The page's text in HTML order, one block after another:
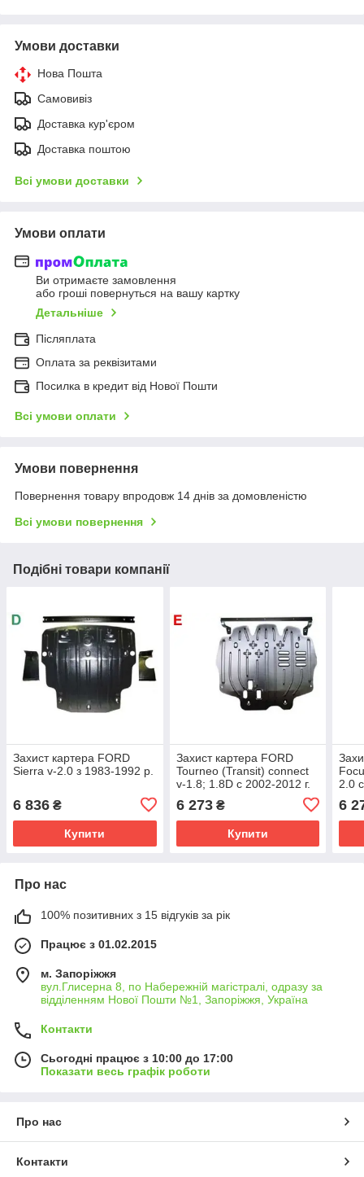
Умови доставки
Нова Пошта
Самовивіз
Доставка кур'єром
Доставка поштою
Всі умови доставки
Умови оплати
Ви отримаєте замовлення
або гроші повернуться на вашу картку
Детальніше
Післяплата
Оплата за реквізитами
Посилка в кредит від Нової Пошти
Всі умови оплати
Умови повернення
Повернення товару впродовж 14 днів за домовленістю
Всі умови повернення
Подібні товари компанії
Захист картера FORD
Sierra v-2.0 з 1983-1992 р.
6 836 ₴
Купити
Захист картера FORD
Tourneo (Transit) connect
v-1.8; 1.8D с 2002-2012 г.
6 273₴
Купити
2.0
6
Про нас
100% позитивних з 15 відгуків за рік
Працює з 01.02.2015
м. Запоріжжя
вул.Глисерна 8, по Набережній магістралі, одразу за
відділенням Нової Пошти №1, Запоріжжя, Україна
Контакти
Сьогодні працює з 10:00 до 17:00
Показати весь графік роботи
Про нас
Контакти